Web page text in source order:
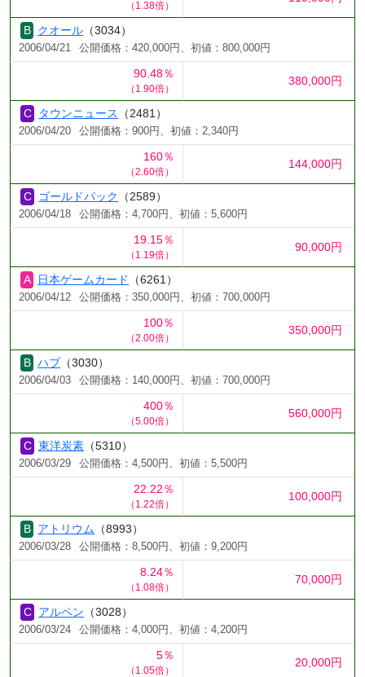
（1.38倍）
クオール （3034）
2006/04/21 公開価格：420,000円、初値：800,000円
90.48％
（1.90倍）
380,000円
タウンニュース （2481）
2006/04/20 公開価格：900円、初値：2,340円
160％
（2.60倍）
144,000円
ゴールドパック （2589）
2006/04/18 公開価格：4,700円、初値：5,600円
19.15％
（1.19倍）
90,000円
日本ゲームカード （6261）
2006/04/12 公開価格：350,000円、初値：700,000円
100％
（2.00倍）
350,000円
ハブ （3030）
2006/04/03 公開価格：140,000円、初値：700,000円
400％
（5.00倍）
560,000円
東洋炭素 （5310）
2006/03/29 公開価格：4,500円、初値：5,500円
22.22％
（1.22倍）
100,000円
アトリウム （8993）
2006/03/28 公開価格：8,500円、初値：9,200円
8.24％
（1.08倍）
70,000円
アルペン （3028）
2006/03/24 公開価格：4,000円、初値：4,200円
5％
（1.05倍）
20,000円